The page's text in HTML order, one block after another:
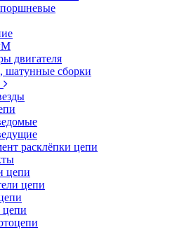
двигателя
сборки
расклёпки цепи
цепи
цепи
цепи